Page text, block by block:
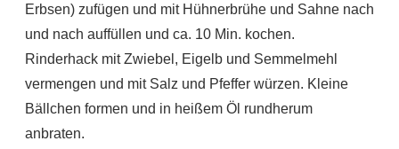
Erbsen) zufügen und mit Hühnerbrühe und Sahne nach
und nach auffüllen und ca. 10 Min. kochen.
Rinderhack mit Zwiebel, Eigelb und Semmelmehl
vermengen und mit Salz und Pfeffer würzen. Kleine
Bällchen formen und in heißem Öl rundherum
anbraten.